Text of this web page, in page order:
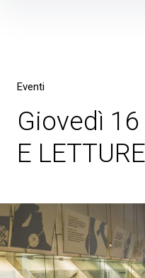
Eventi
Giovedì
E LETTURE